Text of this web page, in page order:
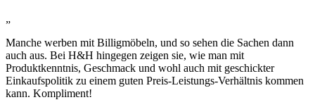
„
Manche werben mit Billigmöbeln, und so sehen die Sachen dann
auch aus. Bei H&H hingegen zeigen sie, wie man mit
Produktkenntnis, Geschmack und wohl auch mit geschickter
Einkaufspolitik zu einem guten Preis-Leistungs-Verhältnis kommen
kann. Kompliment!